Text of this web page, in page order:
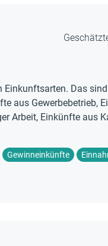
Einkunftsarten. Das
aus Gewerbebetrieb,
Arbeit, Einkünfte aus
Gewinneinkünfte